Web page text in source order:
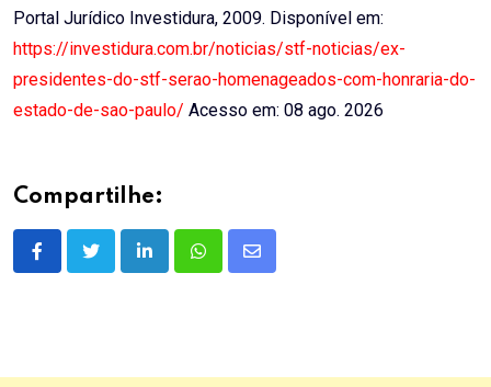
Portal Jurídico Investidura, 2009. Disponível em:
https://investidura.com.br/noticias/stf-noticias/ex-
presidentes-do-stf-serao-homenageados-com-honraria-do-
estado-de-sao-paulo/ Acesso em: 08 ago. 2026
Compartilhe:
LinkedInWhatsappShare